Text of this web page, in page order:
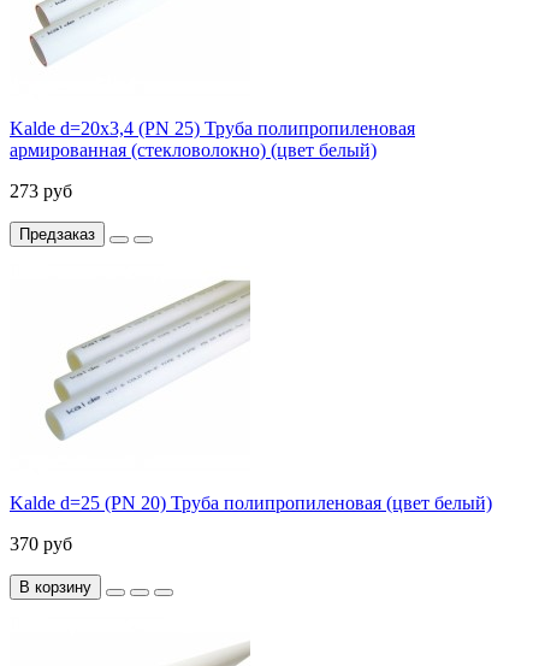
Kalde d=20х3,4 (PN 25) Труба полипропиленовая
армированная (стекловолокно) (цвет белый)
273 руб
Предзаказ
Kalde d=25 (PN 20) Труба полипропиленовая (цвет белый)
370 руб
В корзину